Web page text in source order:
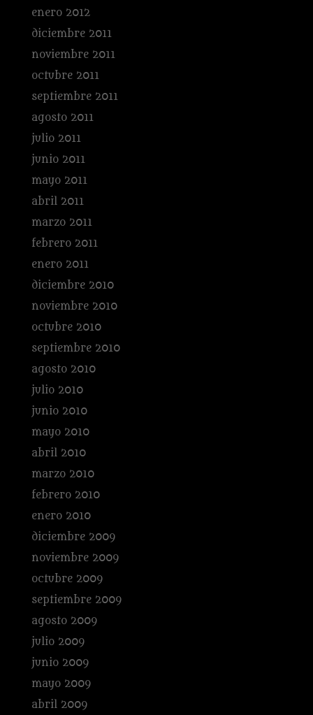
enero 2012
diciembre 2011
noviembre 2011
octubre 2011
septiembre 2011
agosto 2011
julio 2011
junio 2011
mayo 2011
abril 2011
marzo 2011
febrero 2011
enero 2011
diciembre 2010
noviembre 2010
octubre 2010
septiembre 2010
agosto 2010
julio 2010
junio 2010
mayo 2010
abril 2010
marzo 2010
febrero 2010
enero 2010
diciembre 2009
noviembre 2009
octubre 2009
septiembre 2009
agosto 2009
julio 2009
junio 2009
mayo 2009
abril 2009